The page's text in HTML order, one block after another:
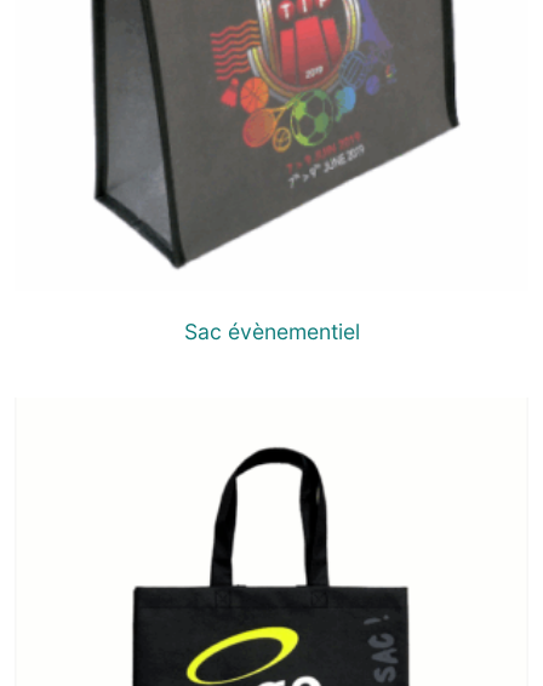
Sac évènementiel